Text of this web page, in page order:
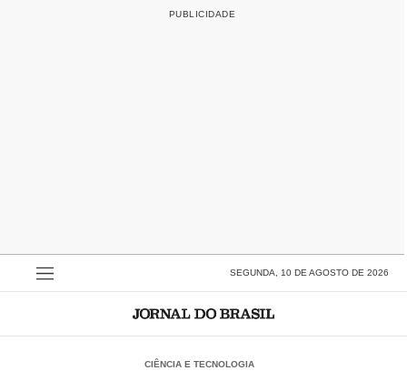
SEGUNDA, 10 DE AGOSTO DE 2026
CIÊNCIA E TECNOLOGIA